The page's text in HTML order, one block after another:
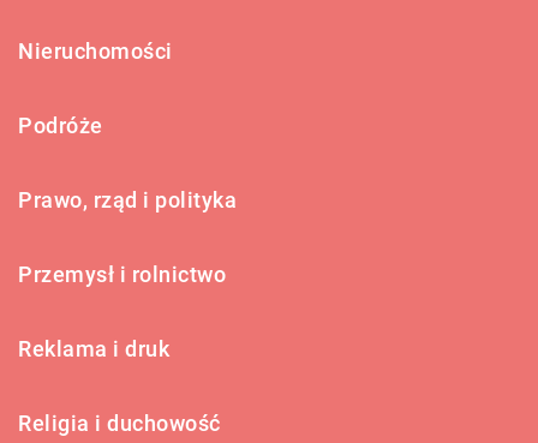
Nieruchomości
Podróże
Prawo, rząd i polityka
Przemysł i rolnictwo
Reklama i druk
Religia i duchowość